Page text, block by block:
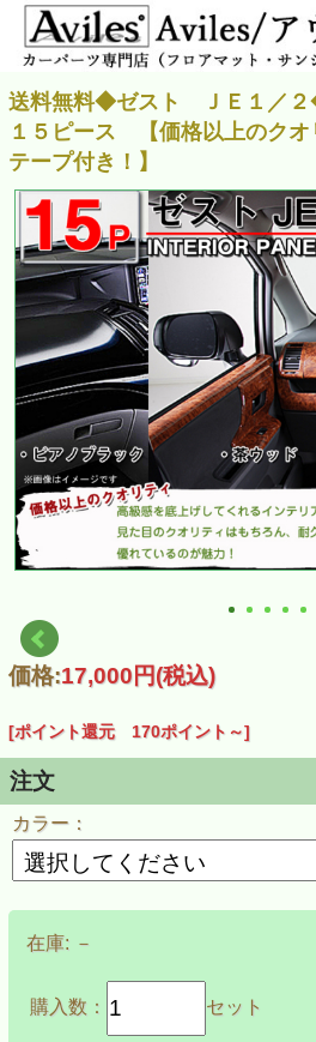
送料無料◆ゼスト ＪＥ１／
１５ピース 【価格以上のクオ
テープ付き！】
価格:17,000円(税込)
[ポイント還元 170ポイント～]
注文
カラー：
在庫: －
購入数： セット